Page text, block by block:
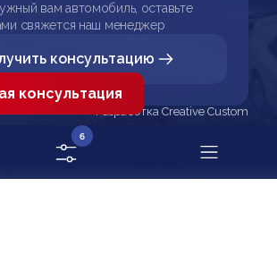
вам автомобиль, оставьте
свяжется наш менеджер
консультацию
Разработка Creative Custom
6
консультация